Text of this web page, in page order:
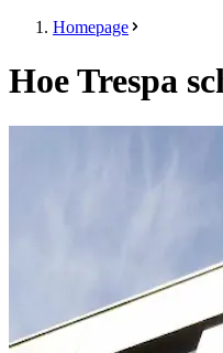
Homepage
Hoe Trespa